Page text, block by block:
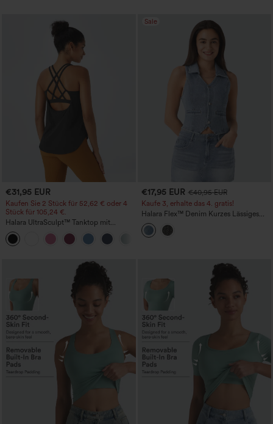
€31,95 EUR
Kaufen Sie 2 Stück für 52,62 € oder 4
Stück für 105,24 €.
Halara UltraSculpt™ Tanktop mit
Rundhalsausschnitt und
geschwungenem Saum
Sale
€17,95 EUR €40,95 EUR
Kaufe 3, erhalte das 4. gratis!
Halara Flex™ Denim Kurzes Lässiges
Trägertop